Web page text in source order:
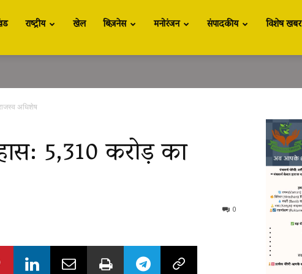
राष्ट्रीय खेल बिज़नेस मनोरंजन संपादकीय विशेष खबर
अधिशेष
₹5,310 करोड़ का
0